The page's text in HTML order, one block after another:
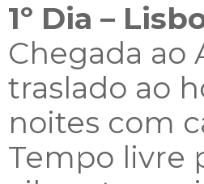
1º Dia –
Chegada ao
traslado ao
noites com
Tempo livre